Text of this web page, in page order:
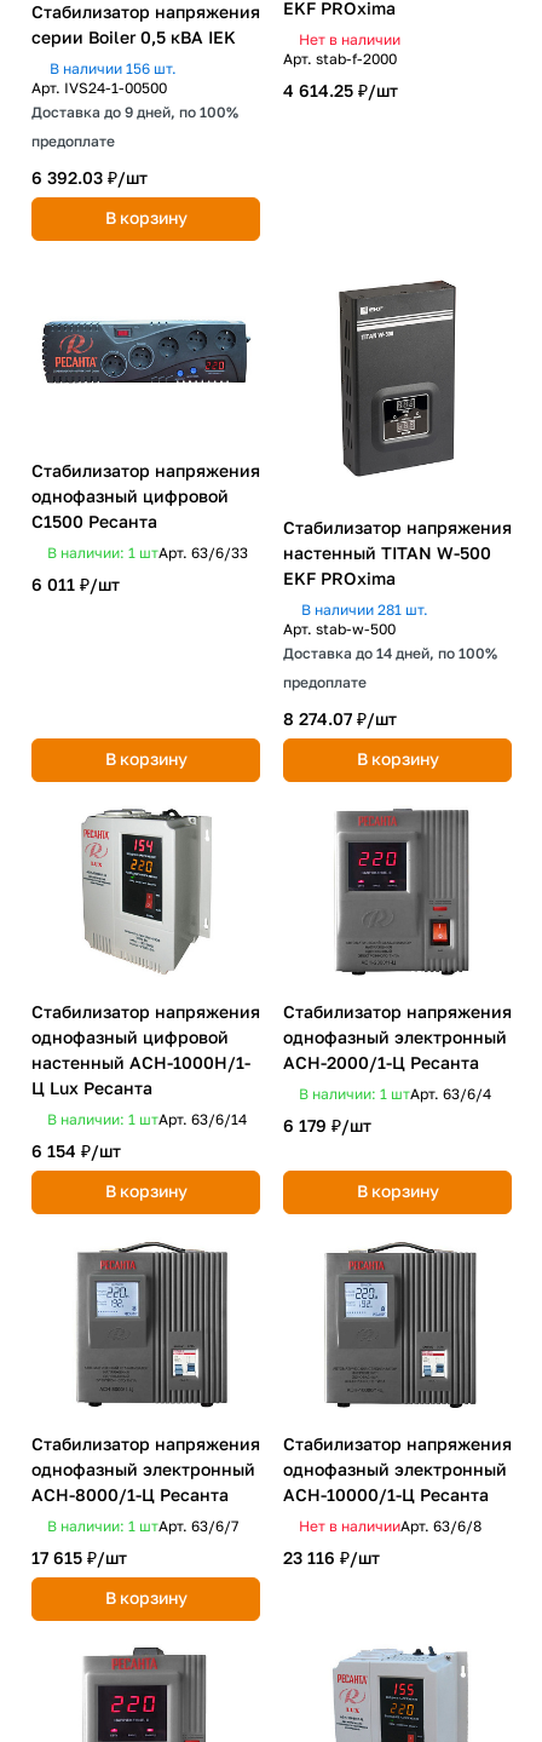
Стабилизатор напряжения
серии Boiler 0,5 кВА IEK
В наличии 156 шт.
Арт. IVS24-1-00500
Доставка до 9 дней, по 100%
предоплате
6 392.03 ₽/шт
В корзину
EKF PROxima
Нет в наличии
Арт. stab-f-2000
4 614.25 ₽/шт
Стабилизатор напряжения
однофазный цифровой
С1500 Ресанта
В наличии: 1 штАрт. 63/6/33
6 011 ₽/шт
В корзину
Стабилизатор напряжения
настенный TITAN W-500
EKF PROxima
В наличии 281 шт.
Арт. stab-w-500
Доставка до 14 дней, по 100%
предоплате
8 274.07 ₽/шт
В корзину
Стабилизатор напряжения
однофазный цифровой
настенный ACH-1000Н/1-
Ц Lux Ресанта
В наличии: 1 штАрт. 63/6/14
6 154 ₽/шт
В корзину
Стабилизатор напряжения
однофазный электронный
ACH-2000/1-Ц Ресанта
В наличии: 1 штАрт. 63/6/4
6 179 ₽/шт
В корзину
Стабилизатор напряжения
однофазный электронный
ACH-8000/1-Ц Ресанта
В наличии: 1 штАрт. 63/6/7
17 615 ₽/шт
В корзину
Стабилизатор напряжения
однофазный электронный
ACH-10000/1-Ц Ресанта
Нет в наличииАрт. 63/6/8
23 116 ₽/шт